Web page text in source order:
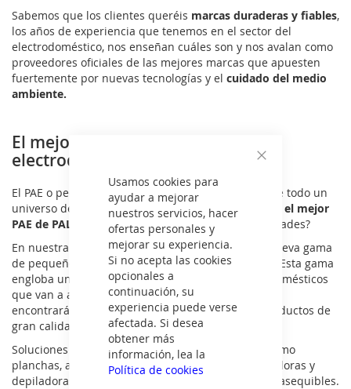
Usamos cookies para
ayudar a mejorar
nuestros servicios, hacer
ofertas personales y
mejorar su experiencia.
Si no acepta las cookies
opcionales a
continuación, su
experiencia puede verse
afectada. Si desea
obtener más
información, lea la
Política de cookies
Sabemos que los clientes queréis marcas duraderas y fiables,
los años de experiencia que tenemos en el sector del
electrodoméstico, nos enseñan cuáles son y nos avalan como
proveedores oficiales de las mejores marcas que apuesten
fuertemente por nuevas tecnologías y el cuidado del medio
ambiente.
El mejor pequeño aparato
electrodoméstico PALSON
El PAE o pequeño aparato electrodomésticos, ofrece todo un
universo de familias y modelos, ¿Quieres encontrar el mejor
PAE de PALSON
que se adapta mejor a tus necesidades?
En nuestra tienda online vas a poder adquirir la nueva gama
de pequeño aparato electrodoméstico de PALSON. Esta gama
engloba un amplio catálogo de pequeños electrodomésticos
que van a ayudarte en las tareas diarias del hogar,
encontrarás el adecuado para cada necesidad, productos de
gran calidad cuyos resultados son perfectos.
Soluciones inteligentes siempre a la vanguardia como
planchas, aspiradores, centros de planchado, secadoras y
depiladoras... resultados excepcionales, a precios asequibles.